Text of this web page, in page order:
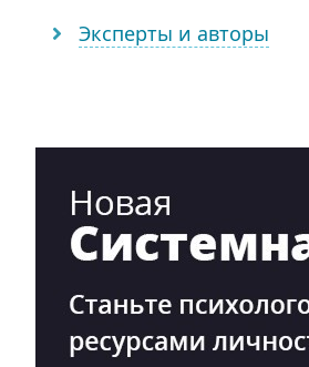
Эксперты и авторы